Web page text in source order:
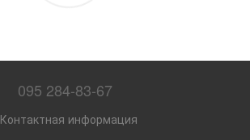
095 284-83-67
Контактная информация